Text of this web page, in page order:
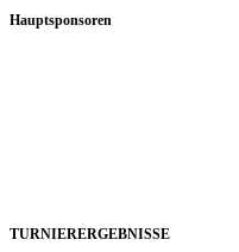
Hauptsponsoren
TURNIERERGEBNISSE